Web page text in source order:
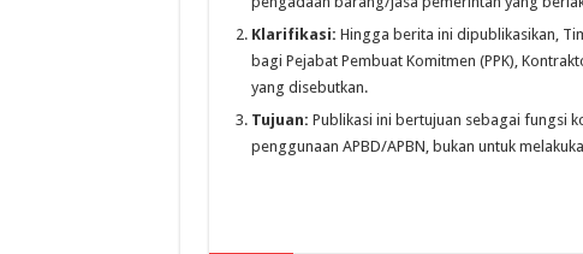
Klarifikasi: Hingga berita ini dipublikasikan,
bagi Pejabat Pembuat Komitmen (PPK),
yang disebutkan.
Tujuan: Publikasi ini bertujuan sebagai fungsi
penggunaan APBD/APBN, bukan untuk